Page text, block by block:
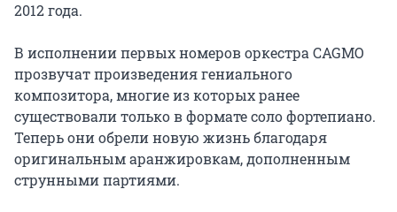
2012 года.
В исполнении первых номеров оркестра CAGMO
прозвучат произведения гениального
композитора, многие из которых ранее
существовали только в формате соло фортепиано.
Теперь они обрели новую жизнь благодаря
оригинальным аранжировкам, дополненным
струнными партиями.